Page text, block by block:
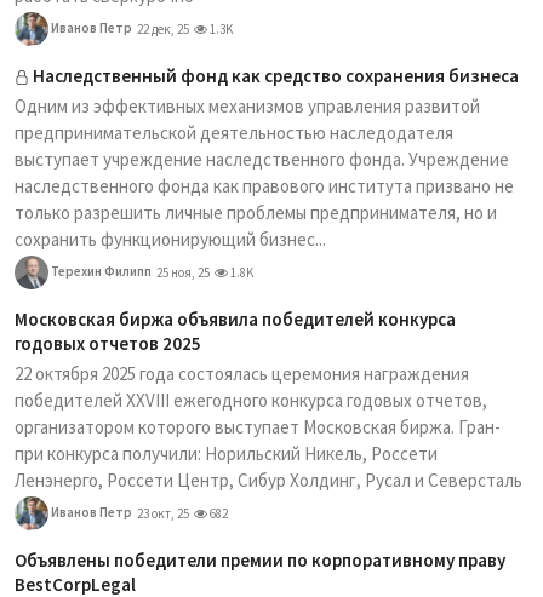
Иванов Петр 22 дек, 25 1.3K
Наследственный фонд как средство сохранения бизнеса
Одним из эффективных механизмов управления развитой
предпринимательской деятельностью наследодателя
выступает учреждение наследственного фонда. Учреждение
наследственного фонда как правового института призвано не
только разрешить личные проблемы предпринимателя, но и
сохранить функционирующий бизнес...
Терехин Филипп 25 ноя, 25 1.8K
Московская биржа объявила победителей конкурса
годовых отчетов 2025
22 октября 2025 года состоялась церемония награждения
победителей XXVIII ежегодного конкурса годовых отчетов,
организатором которого выступает Московская биржа. Гран-
при конкурса получили: Норильский Никель, Россети
Ленэнерго, Россети Центр, Сибур Холдинг, Русал и Северсталь
Иванов Петр 23 окт, 25 682
Объявлены победители премии по корпоративному праву
BestCorpLegal